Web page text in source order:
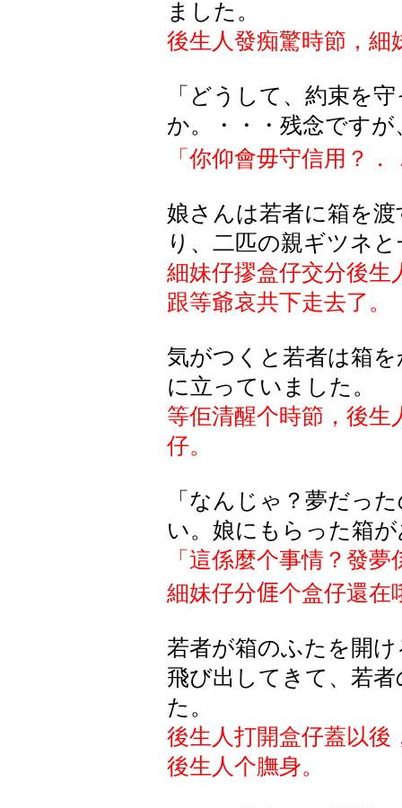
ました 。
後生人發痴驚時節，細
「どうして、約束を
か。・・・残念です
「你仰會毋守信用？
娘さんは若者に箱を
り、二匹の親ギツネ
細妹仔摎盒仔交分後生
跟等爺哀共下走去了。
気がつくと若者は箱
に立っていました。
等佢清醒个時節，後生
仔。
「なんじゃ？夢だっ
い。娘にもらった箱
「這係麼个事情？發
細妹仔分𠊎个盒仔還在
若者が箱のふたを開
飛び出してきて、若
た。
後生人打開盒仔蓋以後
後生人个膴身。